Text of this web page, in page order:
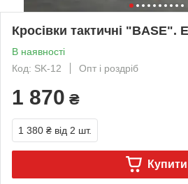
Кросівки тактичні "BASE".
В наявності
Код: SK-12
Опт і роздріб
1 870 ₴
1 380 ₴ від 2 шт.
Купити